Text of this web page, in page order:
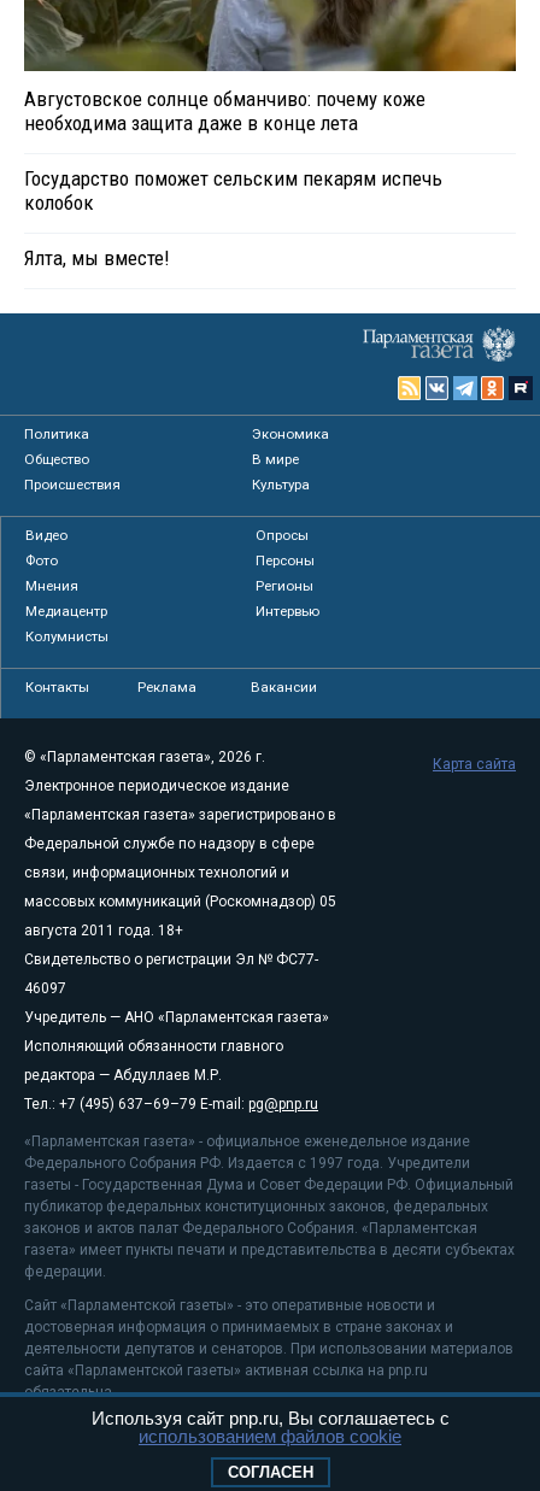
Августовское солнце обманчиво: почему коже
необходима защита даже в конце лета
Государство поможет сельским пекарям испечь
колобок
Ялта, мы вместе!
Политика
Экономика
Общество
В мире
Происшествия
Культура
Видео
Опросы
Фото
Персоны
Мнения
Регионы
Медиацентр
Интервью
Колумнисты
Контакты Реклама Вакансии
© «Парламентская газета», 2026 г.
Электронное периодическое издание
«Парламентская газета» зарегистрировано в
Федеральной службе по надзору в сфере
связи, информационных технологий и
массовых коммуникаций (Роскомнадзор) 05
августа 2011 года. 18+
Свидетельство о регистрации Эл № ФС77-
46097
Учредитель — АНО «Парламентская газета»
Исполняющий обязанности главного
редактора — Абдуллаев М.Р.
Тел.: +7 (495) 637–69–79 E-mail: pg@pnp.ru
«Парламентская газета» - официальное еженедельное издание
Федерального Собрания РФ. Издается с 1997 года. Учредители
газеты - Государственная Дума и Совет Федерации РФ. Официальный
публикатор федеральных конституционных законов, федеральных
законов и актов палат Федерального Собрания. «Парламентская
газета» имеет пункты печати и представительства в десяти субъектах
федерации.
Сайт «Парламентской газеты» - это оперативные новости и
достоверная информация о принимаемых в стране законах и
деятельности депутатов и сенаторов. При использовании материалов
сайта «Парламентской газеты» активная ссылка на pnp.ru
обязательна.
На информационном ресурсе применяютсярекомендательные
Положение о защите персональных данных
Карта сайта
Используя сайт pnp.ru, Вы соглашаетесь с
использованием файлов cookie
СОГЛАСЕН